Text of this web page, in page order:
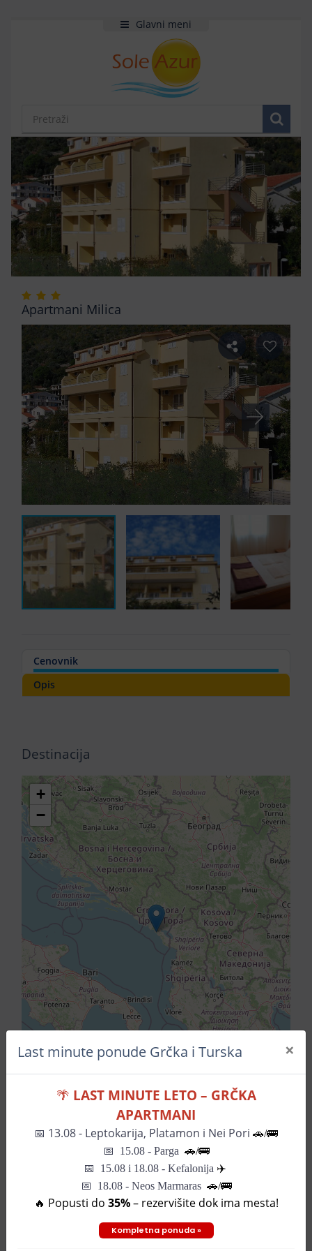
Glavni meni
Apartmani Milica
Opis
Cenovnik
Destinacija
+
−
Pozovite za informacije
SLIČNI HOTELI
Hotel Riva
Last minute ponude Grčka i Turska ×
🌴 LAST MINUTE LETO – GRČKA
APARTMANI
📅 13.08 - Leptokarija, Platamon i Nei Pori 🚗/🚌
📅 15.08 - Parga 🚗/🚌
📅 15.08 i 18.08 - Kefalonija ✈️
📅 18.08 - Neos Marmaras 🚗/🚌
🔥 Popusti do 35%– rezervišite dok ima mesta!
Kompletna ponuda »